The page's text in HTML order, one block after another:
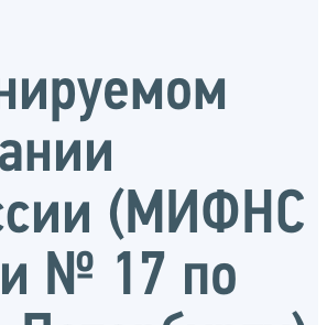
(МИФНС
№ 17 по